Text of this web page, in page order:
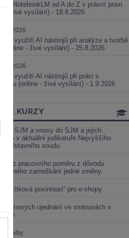
a NotebookLM od A do Z v právní praxi
- živé vysílání) - 18.8.2026
využití AI nástrojů při analýze a tvorbě
(online - živé vysílání) - 25.8.2026
využití AI nástrojů při práci s
(online - živé vysílání) - 1.9.2026
KURZY
ze SJM a vnosy do SJM a jejich
v aktuální judikatuře Nejvyššího
a Ústavního soudu
z pracovního poměru z důvodu
zameškání jedné směny
„tlačítková povinnost“ pro e-shopy
cenových ujednání ve smlouvách v
stavby